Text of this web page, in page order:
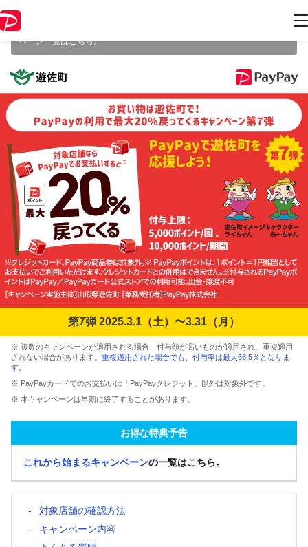
ジ内の情報はキャンペーン終了時点のものになります。
ペーン一覧はこちら。
第7弾 2025.3.1（土）〜3.31（月）
※ 複数のキャンペーンが適用される場合、付与額が高いものが適用され、重複適用
されない場合があります。 重複適用された場合でも、付与率は最大66.5％となりま
す。
※ PayPayカードでのお支払いは「PayPayクレジット」以外は対象外です。
※ 本キャンペーンは早期に終了することがあります。
お得な特典予告
これから始まるキャンペーンの一覧はこちら。
対象店舗の確認方法
キャンペーン内容